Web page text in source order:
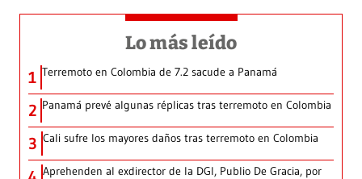
Lo más leído
1 Terremoto en Colombia de 7.2 sacude a Panamá
2 Panamá prevé algunas réplicas tras terremoto en Colombia
3 Cali sufre los mayores daños tras terremoto en Colombia
Aprehenden al exdirector de la DGI, Publio De Gracia, por